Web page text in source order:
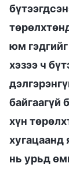
юм
хэзээ ч
байгаагүй
хүн
хугацаанд
нь урьд